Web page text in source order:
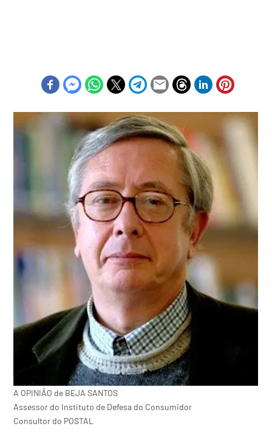
A OPINIÃO de BEJA SANTOS
Assessor do Instituto de Defesa do Consumidor
Consultor do POSTAL